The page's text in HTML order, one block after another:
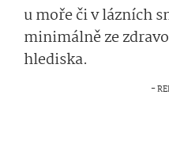
u moře či v lázních
minimálně ze
hlediska.